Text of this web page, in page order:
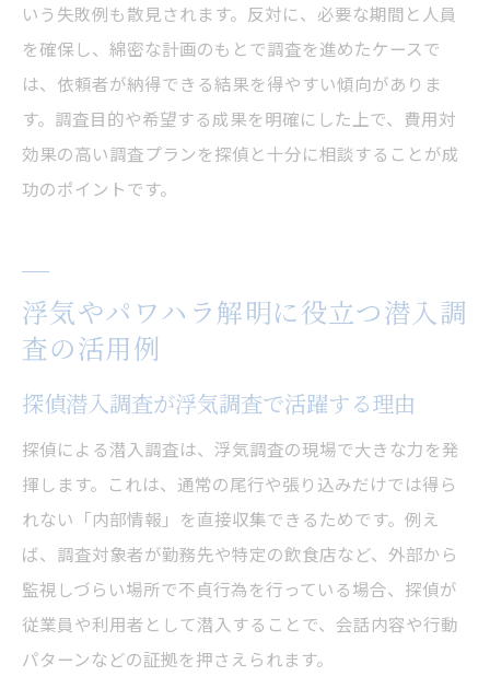
いう失敗例も散見されます。反対に、必要な期間と人員
を確保し、綿密な計画のもとで調査を進めたケースで
は、依頼者が納得できる結果を得やすい傾向がありま
す。調査目的や希望する成果を明確にした上で、費用対
効果の高い調査プランを探偵と十分に相談することが成
功のポイントです。
浮気やパワハラ解明に役立つ潜入調
査の活用例
探偵潜入調査が浮気調査で活躍する理由
探偵による潜入調査は、浮気調査の現場で大きな力を発
揮します。これは、通常の尾行や張り込みだけでは得ら
れない「内部情報」を直接収集できるためです。例え
ば、調査対象者が勤務先や特定の飲食店など、外部から
監視しづらい場所で不貞行為を行っている場合、探偵が
従業員や利用者として潜入することで、会話内容や行動
パターンなどの証拠を押さえられます。